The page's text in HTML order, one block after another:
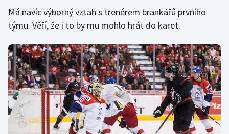
Ragby
Rychlobruslení
Rychlostní kanoistika
Short track
Sportovní střelba
Má navíc výborný vztah s trenérem brankářů prvního
týmu. Věří, že i to by mu mohlo hrát do karet.